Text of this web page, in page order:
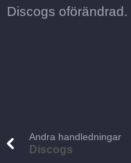
Discogs oförändrad.
Andra handledningar
Discogs